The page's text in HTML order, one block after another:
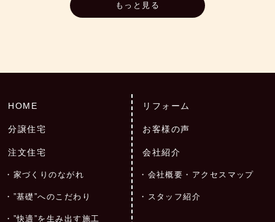
もっと見る
HOME
分譲住宅
注文住宅
家づくりのながれ
”基礎”へのこだわり
”快適”を生み出す施工
リフォーム
お客様の声
会社紹介
会社概要・アクセスマップ
スタッフ紹介